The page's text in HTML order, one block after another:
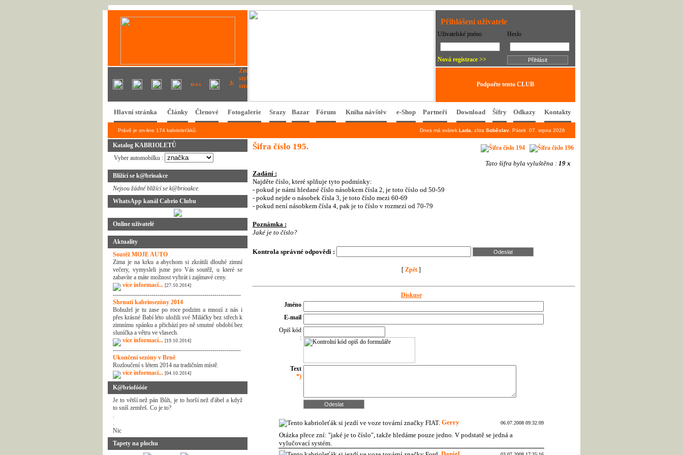
Přihlášení uživatele
Uživatelské jméno Heslo
Nová registrace >>
Podpořte tento CLUB
Hlavní stránka Články Členové Fotogalerie Srazy Bazar Fórum Kniha návštěv e-Shop Partneři Download Šifry Odkazy Kontakty
Právě je on-line 174 kabrioleťáků. Dnes má svátek Lada , zítra Soběslav . Pátek 07. srpna 2026
Katalog KABRIOLETŮ
Vyber automobilku :
Blížící se k@brioakce
Nejsou žádné blížící se k@brioakce.
WhatsApp kanál Cabrio Clubu
Online uživatelé
Aktuality
Soutěž MOJE AUTO
Zima je na krku a abychom si zkrátili dlouhé zimní
večery, vymysleli jsme pro Vás soutěž, u které se
zabavíte a máte možnost vyhrát i zajímavé ceny.
více informací... [27.10.2014]
---------------------------------------------------------------
Shrnutí kabriosezóny 2014
Bohužel je tu zase po roce podzim a mnozí z nás i
přes krásné Babí léto uložili své Miláčky bez střech k
zimnímu spánku a přichází pro ně smutné období bez
sluníčka a větru ve vlasech.
více informací... [19.10.2014]
---------------------------------------------------------------
Ukončení sezóny v Brně
Rozloučení s létem 2014 na tradičním místě.
více informací... [04.10.2014]
K@briofóóór
Je to větší než pán Bůh, je to horší než ďábel a když
to sníš zemřeš. Co je to?
.
.
Nic
Tapety na plochu
Šifra číslo 195.
Tato šifra byla vyluštěna : 19 x
Zadání :
Najděte číslo, které splňuje tyto podmínky:
- pokud je námi hledané číslo násobkem čísla 2, je toto číslo od 50-59
- pokud nejde o násobek čísla 3, je toto číslo mezi 60-69
- pokud není násobkem čísla 4, pak je to číslo v rozmezí od 70-79
Poznámka :
Jaké je to číslo?
Kontrola správné odpovědi :
[ Zpět ]
Diskuse
Jméno
E-mail
Opiš kód
:
Text
*)
Gerry 06.07.2008 09:32:09
Otázka přece zní: "jaké je to číslo", takže hledáme pouze jedno. V podstatě se jedná a
vylučovací systém.